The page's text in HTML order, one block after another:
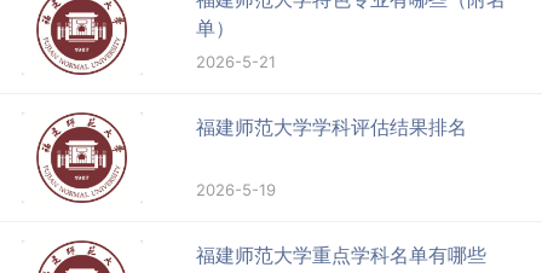
单）
2026-5-21
福建师范大学学科评估结果排名
2026-5-19
福建师范大学重点学科名单有哪些